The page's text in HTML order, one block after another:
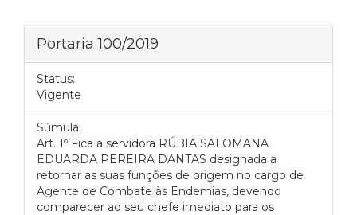
Portaria 100/2019
Status:
Vigente
Súmula:
Art. 1º Fica a servidora RÚBIA SALOMANA
EDUARDA PEREIRA DANTAS designada a
retornar as suas funções de origem no cargo de
Agente de Combate às Endemias, devendo
comparecer ao seu chefe imediato para os